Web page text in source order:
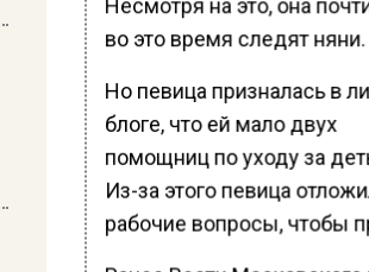
во это время следят няни.
Но певица призналась в
блоге, что ей мало двух
помощниц по уходу за
Из-за этого певица
рабочие вопросы, чтобы